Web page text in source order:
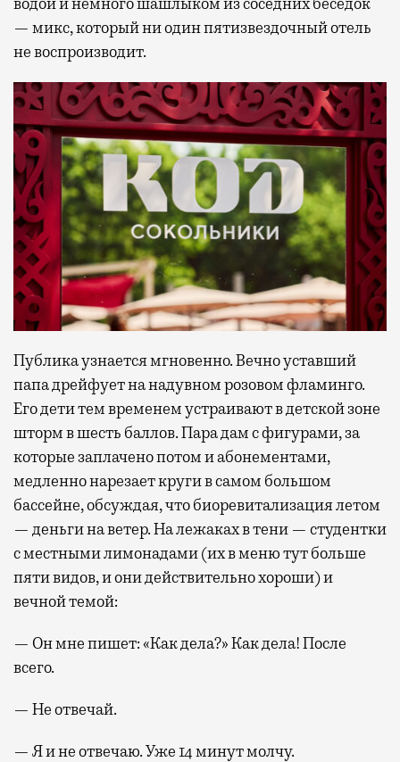
— микс, который ни один пятизвездочный отель
не воспроизводит.
Публика узнается мгновенно. Вечно уставший
папа дрейфует на надувном розовом фламинго.
Его дети тем временем устраивают в детской зоне
шторм в шесть баллов. Пара дам с фигурами, за
которые заплачено потом и абонементами,
медленно нарезает круги в самом большом
бассейне, обсуждая, что биоревитализация летом
— деньги на ветер. На лежаках в тени — студентки
с местными лимонадами (их в меню тут больше
пяти видов, и они действительно хороши) и
вечной темой:
— Он мне пишет: «Как дела?» Как дела! После
всего.
— Не отвечай.
— Я и не отвечаю. Уже 14 минут молчу.